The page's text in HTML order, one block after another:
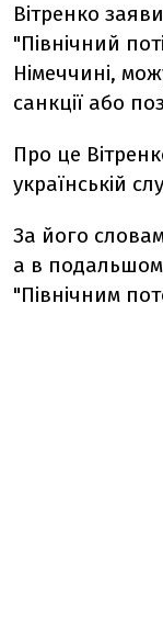
Вітренко
"Північний
Німеччині,
санкції або
Про це
українській
За його
а в
"Північним